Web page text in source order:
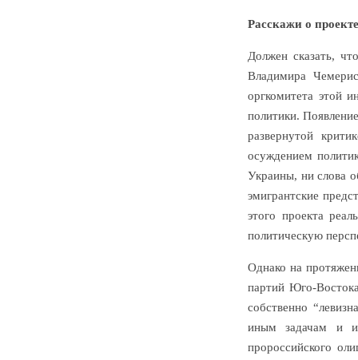
Расскажи о
Должен сказать,
Владимира
оргкомитета этой
политики.
развернутой
осуждением
Украины, ни слова
эмигрантские
этого проекта
политическую
Однако на
партий Юго-
собственно
иным задачам и
пророссийского